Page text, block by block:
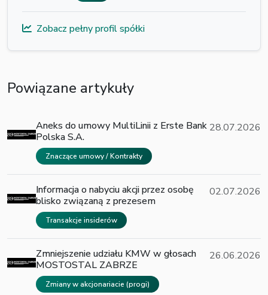
Zobacz pełny profil spółki
Powiązane artykuły
Aneks do umowy MultiLinii z Erste Bank
Polska S.A.
Znaczące umowy / Kontrakty
28.07.2026
Informacja o nabyciu akcji przez osobę
blisko związaną z prezesem
Transakcje insiderów
02.07.2026
Zmniejszenie udziału KMW w głosach
MOSTOSTAL ZABRZE
Zmiany w akcjonariacie (progi)
26.06.2026